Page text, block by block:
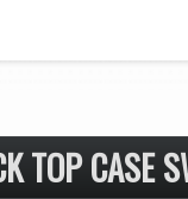
TOP CASE